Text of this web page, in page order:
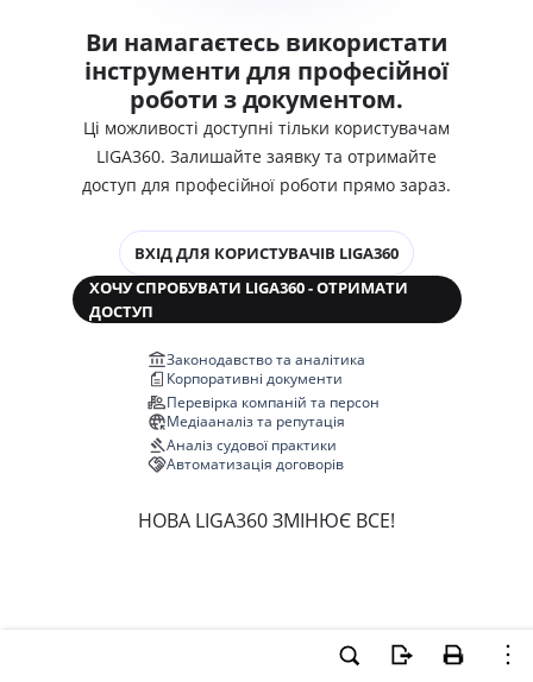
Ви намагаєтесь використати
інструменти для професійної
роботи з документом.
Ці можливості доступні тільки користувачам
LIGA360. Залишайте заявку та отримайте
доступ для професійної роботи прямо зараз.
ВХІД ДЛЯ КОРИСТУВАЧІВ LIGA360
ХОЧУ СПРОБУВАТИ LIGA360 - ОТРИМАТИ
ДОСТУП
Законодавство та аналітика
Корпоративні документи
Перевірка компаній та персон
Медіааналіз та репутація
Аналіз судової практики
Автоматизація договорів
НОВА LIGA360 ЗМІНЮЄ ВСЕ!